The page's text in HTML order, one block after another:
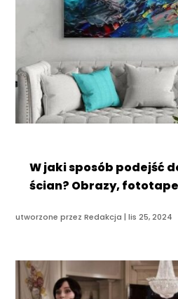
W jaki sposób podejść
ścian? Obrazy,
utworzone przezRedakcja |lis 25, 2024